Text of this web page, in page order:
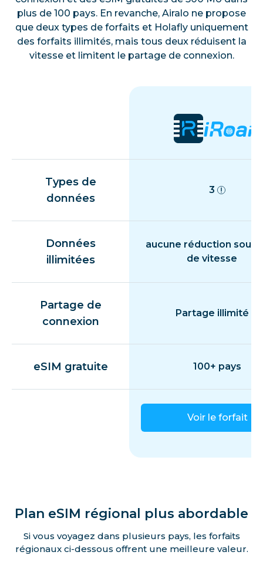
plus de 100 pays. En revanche, Airalo ne propose
que deux types de forfaits et Holafly uniquement
des forfaits illimités, mais tous deux réduisent la
vitesse et limitent le partage de connexion.
Types de
données
3
Données
illimitées
aucune réduction
de vitesse
Partage de
connexion
Partage illimité
eSIM gratuite 100+ pays
Voir le forfait
Plan eSIM régional plus abordable
Si vous voyagez dans plusieurs pays, les forfaits
régionaux ci-dessous offrent une meilleure valeur.